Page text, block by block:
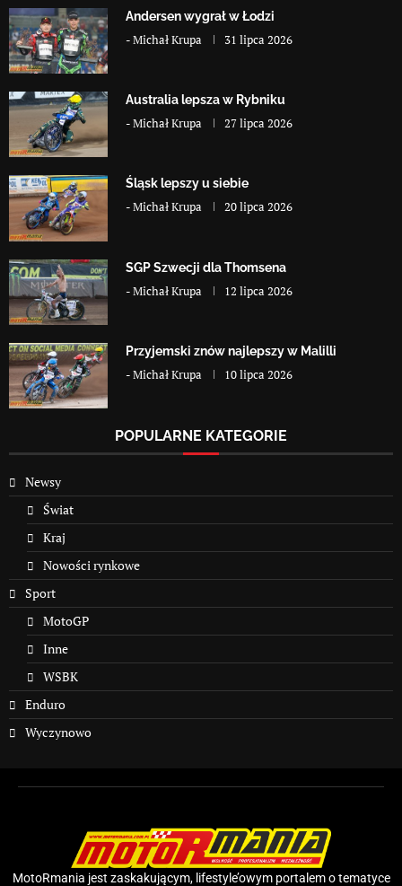
Andersen wygrał w Łodzi
-Michał Krupa 31 lipca 2026
Australia lepsza w Rybniku
-Michał Krupa 27 lipca 2026
Śląsk lepszy u siebie
-Michał Krupa 20 lipca 2026
SGP Szwecji dla Thomsena
-Michał Krupa 12 lipca 2026
Przyjemski znów najlepszy w Malilli
-Michał Krupa 10 lipca 2026
POPULARNE KATEGORIE
Newsy
Świat
Kraj
Nowości rynkowe
Sport
MotoGP
Inne
WSBK
Enduro
Wyczynowo
MotoRmania jest zaskakującym, lifestyle’owym portalem o tematyce